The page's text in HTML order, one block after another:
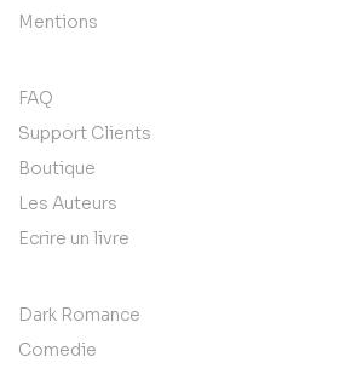
Mentions
FAQ
Support Clients
Boutique
Les Auteurs
Ecrire un livre
Dark Romance
Comedie